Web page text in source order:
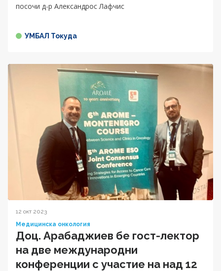
посочи д-р Александрос Лафчис
УМБАЛ Токуда
12 окт 2023
Медицинска онкология
Доц. Арабаджиев бе гост-лектор
на две международни
конференции с участие на над 12